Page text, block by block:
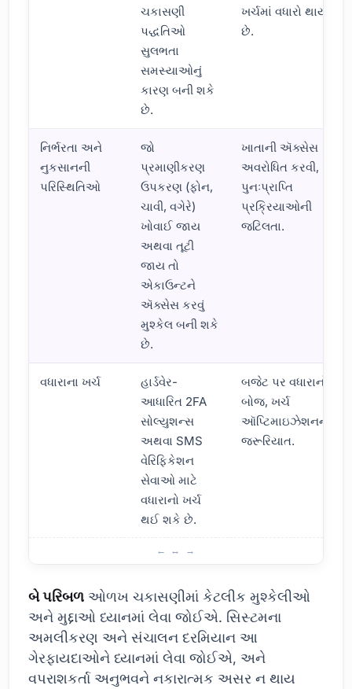
ચકાસણી
પદ્ધતિઓ
સુલભતા
સમસ્યાઓનું
કારણ બની શકે
છે.
ખર્ચમાં વધારો થાય
છે.
નિર્ભરતા અને
નુકસાનની
પરિસ્થિતિઓ
જો
પ્રમાણીકરણ
ઉપકરણ (ફોન,
ચાવી, વગેરે)
ખોવાઈ જાય
અથવા તૂટી
જાય તો
એકાઉન્ટને
ઍક્સેસ કરવું
મુશ્કેલ બની શકે
છે.
ખાતાની ઍક્સેસ
અવરોધિત કરવી,
પુનઃપ્રાપ્તિ
પ્રક્રિયાઓની
જટિલતા.
વધારાના ખર્ચ
હાર્ડવેર-
આધારિત 2FA
સોલ્યુશન્સ
અથવા SMS
વેરિફિકેશન
સેવાઓ માટે
વધારાનો ખર્ચ
થઈ શકે છે.
બજેટ પર વધારાનો
બોજ, ખર્ચ
ઑપ્ટિમાઇઝેશનની
જરૂરિયાત.
બે પરિબળ ઓળખ ચકાસણીમાં કેટલીક મુશ્કેલીઓ
અને મુદ્દાઓ ધ્યાનમાં લેવા જોઈએ. સિસ્ટમના
અમલીકરણ અને સંચાલન દરમિયાન આ
ગેરફાયદાઓને ધ્યાનમાં લેવા જોઈએ, અને
વપરાશકર્તા અનુભવને નકારાત્મક અસર ન થાય